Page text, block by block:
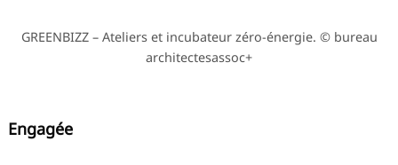
GREENBIZZ – Ateliers et incubateur zéro-énergie. © bureau
architectesassoc+
Engagée